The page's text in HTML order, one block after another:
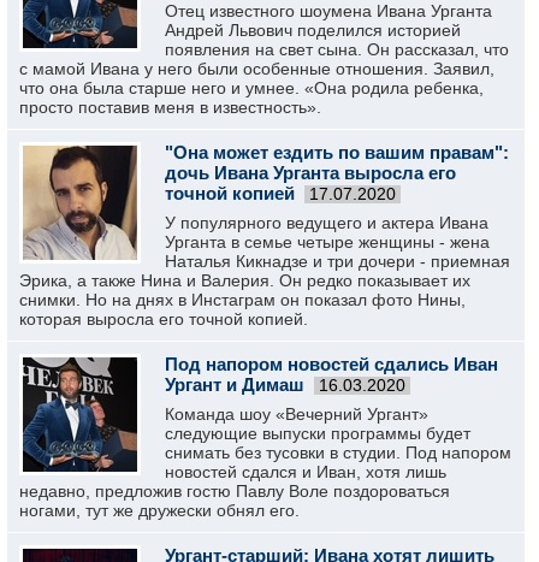
Отец известного шоумена Ивана Урганта
Андрей Львович поделился историей
появления на свет сына. Он рассказал, что
с мамой Ивана у него были особенные отношения. Заявил,
что она была старше него и умнее. «Она родила ребенка,
просто поставив меня в известность».
"Она может ездить по вашим правам":
дочь Ивана Урганта выросла его
точной копией
17.07.2020
У популярного ведущего и актера Ивана
Урганта в семье четыре женщины - жена
Наталья Кикнадзе и три дочери - приемная
Эрика, а также Нина и Валерия. Он редко показывает их
снимки. Но на днях в Инстаграм он показал фото Нины,
которая выросла его точной копией.
Под напором новостей сдались Иван
Ургант и Димаш
16.03.2020
Команда шоу «Вечерний Ургант»
следующие выпуски программы будет
снимать без тусовки в студии. Под напором
новостей сдался и Иван, хотя лишь
недавно, предложив гостю Павлу Воле поздороваться
ногами, тут же дружески обнял его.
Ургант-старший: Ивана хотят лишить